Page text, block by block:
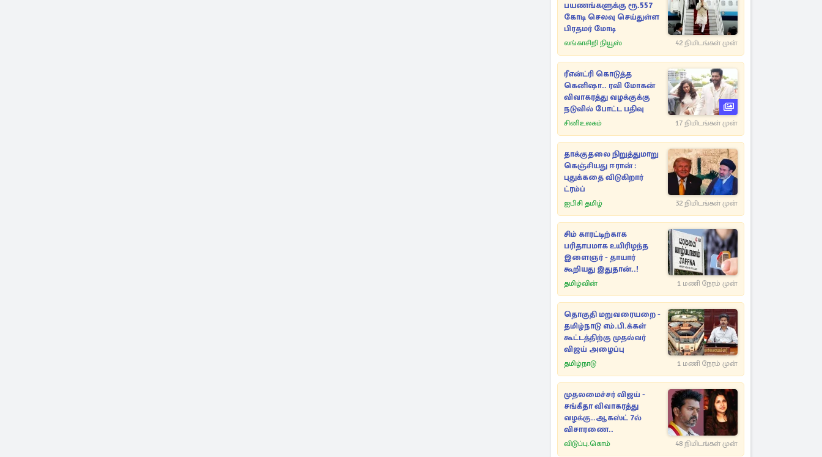
பயணங்களுக்கு ரூ.557
கோடி செலவு செய்துள்ள
பிரதமர் மோடி
லங்காசிறி நியூஸ் 42 நிமிடங்கள் முன்
ரீஎன்ட்ரி கொடுத்த
கெனிஷா.. ரவி மோகன்
விவாகரத்து வழக்குக்கு
நடுவில் போட்ட பதிவு
சினிஉலகம் 17 நிமிடங்கள் முன்
தாக்குதலை நிறுத்துமாறு
கெஞ்சியது ஈரான் :
புதுக்கதை விடுகிறார்
ட்ரம்ப்
ஐபிசி தமிழ் 32 நிமிடங்கள் முன்
சிம் காரட்டிற்காக
பரிதாபமாக உயிரிழந்த
இளைஞர் - தாயார்
கூறியது இதுதான்..!
தமிழ்வின் 1 மணி நேரம் முன்
தொகுதி மறுவரையறை -
தமிழ்நாடு எம்.பி.க்கள்
கூட்டத்திற்கு முதல்வர்
விஜய் அழைப்பு
தமிழ்நாடு 1 மணி நேரம் முன்
முதலமைச்சர் விஜய் -
சங்கீதா விவாகரத்து
வழக்கு..ஆகஸ்ட் 7ல்
விசாரணை..
விடுப்பு.கொம் 48 நிமிடங்கள் முன்